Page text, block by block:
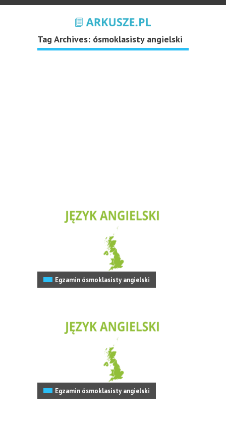
Tag Archives: ósmoklasisty angielski
Egzamin ósmoklasisty angielski
Egzamin ósmoklasisty angielski